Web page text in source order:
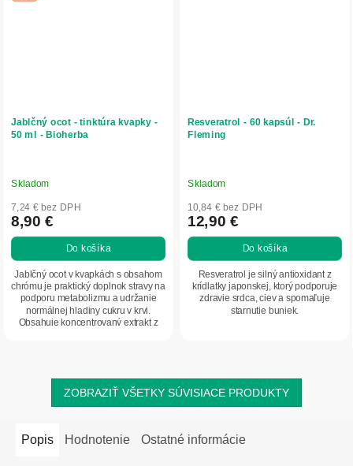
Jablčný ocot - tinktúra kvapky -
50 ml - Bioherba
Skladom
7,24 € bez DPH
8,90 €
Do košíka
Jablčný ocot v kvapkách s obsahom
chrómu je praktický doplnok stravy na
podporu metabolizmu a udržanie
normálnej hladiny cukru v krvi.
Obsahuje koncentrovaný extrakt z
Resveratrol - 60 kapsúl - Dr.
Fleming
Skladom
10,84 € bez DPH
12,90 €
Do košíka
Resveratrol je silný antioxidant z
krídlatky japonskej, ktorý podporuje
zdravie srdca, ciev a spomaľuje
starnutie buniek.
ZOBRAZIŤ VŠETKY SÚVISIACE PRODUKTY
Popis Hodnotenie Ostatné informácie